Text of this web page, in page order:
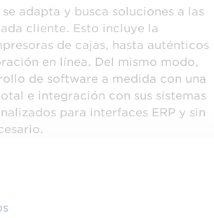
adapta y busca soluciones a las
cliente. Esto incluye la
de cajas, hasta auténticos
en línea. Del mismo modo,
de software a medida con una
e integración con sus sistemas
para interfaces ERP y sin